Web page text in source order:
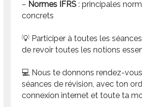
– Normes IFRS : principales
concrets
💡 Participer à toutes les
de revoir toutes les notions
💻 Nous te donnons rendez-
séances de révision, avec ton
connexion internet et toute ta